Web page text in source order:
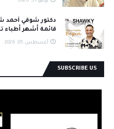
دكتور شوقي أحمد
قائمة أشهر أطباء
أغسطس 05, 2026
SUBSCRIBE US